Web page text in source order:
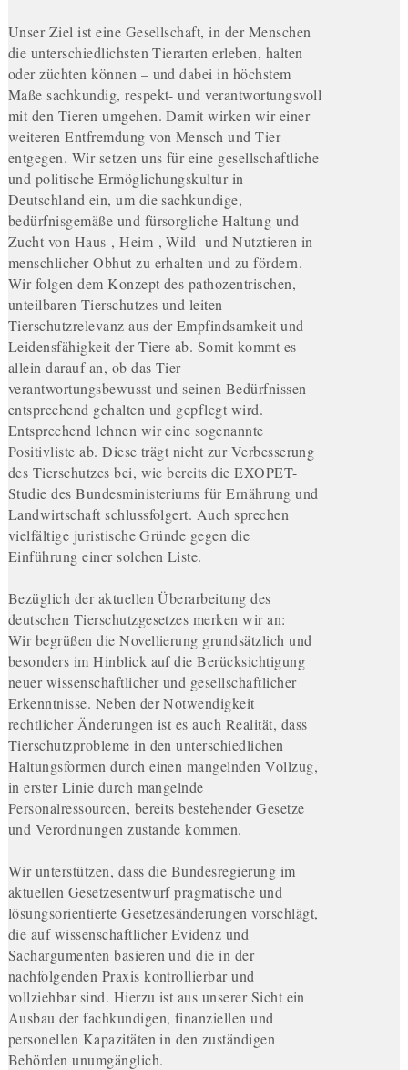
Unser Ziel ist eine Gesellschaft, in der Menschen
die unterschiedlichsten Tierarten erleben, halten
oder züchten können – und dabei in höchstem
Maße sachkundig, respekt- und verantwortungsvoll
mit den Tieren umgehen. Damit wirken wir einer
weiteren Entfremdung von Mensch und Tier
entgegen. Wir setzen uns für eine gesellschaftliche
und politische Ermöglichungskultur in
Deutschland ein, um die sachkundige,
bedürfnisgemäße und fürsorgliche Haltung und
Zucht von Haus-, Heim-, Wild- und Nutztieren in
menschlicher Obhut zu erhalten und zu fördern.
Wir folgen dem Konzept des pathozentrischen,
unteilbaren Tierschutzes und leiten
Tierschutzrelevanz aus der Empfindsamkeit und
Leidensfähigkeit der Tiere ab. Somit kommt es
allein darauf an, ob das Tier
verantwortungsbewusst und seinen Bedürfnissen
entsprechend gehalten und gepflegt wird.
Entsprechend lehnen wir eine sogenannte
Positivliste ab. Diese trägt nicht zur Verbesserung
des Tierschutzes bei, wie bereits die EXOPET-
Studie des Bundesministeriums für Ernährung und
Landwirtschaft schlussfolgert. Auch sprechen
vielfältige juristische Gründe gegen die
Einführung einer solchen Liste.
Bezüglich der aktuellen Überarbeitung des
deutschen Tierschutzgesetzes merken wir an:
Wir begrüßen die Novellierung grundsätzlich und
besonders im Hinblick auf die Berücksichtigung
neuer wissenschaftlicher und gesellschaftlicher
Erkenntnisse. Neben der Notwendigkeit
rechtlicher Änderungen ist es auch Realität, dass
Tierschutzprobleme in den unterschiedlichen
Haltungsformen durch einen mangelnden Vollzug,
in erster Linie durch mangelnde
Personalressourcen, bereits bestehender Gesetze
und Verordnungen zustande kommen.
Wir unterstützen, dass die Bundesregierung im
aktuellen Gesetzesentwurf pragmatische und
lösungsorientierte Gesetzesänderungen vorschlägt,
die auf wissenschaftlicher Evidenz und
Sachargumenten basieren und die in der
nachfolgenden Praxis kontrollierbar und
vollziehbar sind. Hierzu ist aus unserer Sicht ein
Ausbau der fachkundigen, finanziellen und
personellen Kapazitäten in den zuständigen
Behörden unumgänglich.